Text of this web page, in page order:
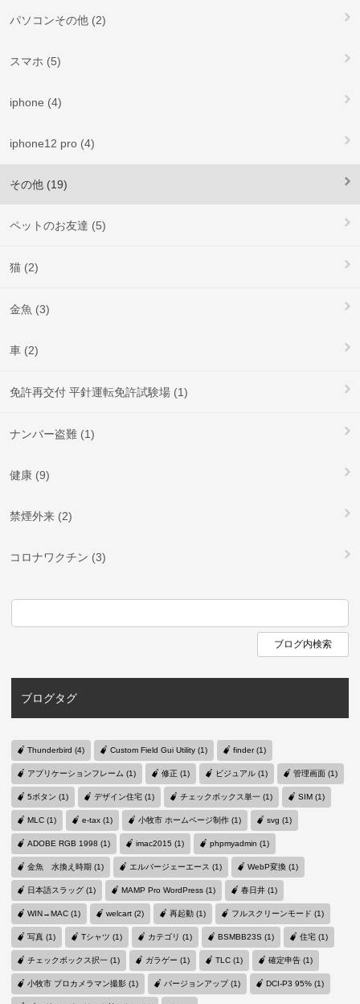
パソコンその他 (2)
スマホ (5)
iphone (4)
iphone12 pro (4)
その他 (19)
ペットのお友達 (5)
猫 (2)
金魚 (3)
車 (2)
免許再交付 平針運転免許試験場 (1)
ナンバー盗難 (1)
健康 (9)
禁煙外来 (2)
コロナワクチン (3)
ブログタグ
Thunderbird (4) Custom Field Gui Utility (1) finder (1)
アプリケーションフレーム (1) 修正 (1) ビジュアル (1) 管理画面 (1)
5ボタン (1) デザイン住宅 (1) チェックボックス単一 (1) SIM (1)
MLC (1) e-tax (1) 小牧市 ホームページ制作 (1) svg (1)
ADOBE RGB 1998 (1) imac2015 (1) phpmyadmin (1)
金魚 水換え時期 (1) エルバージェーエース (1) WebP変換 (1)
日本語スラッグ (1) MAMP Pro WordPress (1) 春日井 (1)
WIN→MAC (1) welcart (2) 再起動 (1) フルスクリーンモード (1)
写真 (1) Tシャツ (1) カテゴリ (1) BSMBB23S (1) 住宅 (1)
チェックボックス択一 (1) ガラゲー (1) TLC (1) 確定申告 (1)
小牧市 プロカメラマン撮影 (1) バージョンアップ (1) DCI-P3 95% (1)